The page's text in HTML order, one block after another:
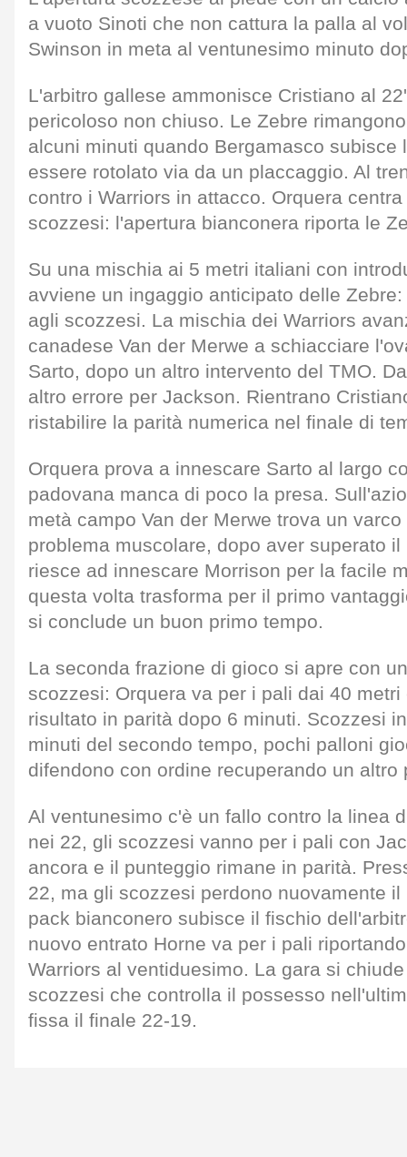
a vuoto Sinoti che non cattura la palla al
Swinson in meta al ventunesimo minuto
L'arbitro gallese ammonisce Cristiano al
pericoloso non chiuso. Le Zebre
alcuni minuti quando Bergamasco subisce
essere rotolato via da un placcaggio. Al
contro i Warriors in attacco. Orquera
scozzesi: l'apertura bianconera riporta le
Su una mischia ai 5 metri italiani con
avviene un ingaggio anticipato delle
agli scozzesi. La mischia dei Warriors
canadese Van der Merwe a schiacciare
Sarto, dopo un altro intervento del TMO.
altro errore per Jackson. Rientrano
ristabilire la parità numerica nel finale di
Orquera prova a innescare Sarto al largo
padovana manca di poco la presa.
metà campo Van der Merwe trova un
problema muscolare, dopo aver superato
riesce ad innescare Morrison per la facile
questa volta trasforma per il primo
si conclude un buon primo tempo.
La seconda frazione di gioco si apre con
scozzesi: Orquera va per i pali dai 40
risultato in parità dopo 6 minuti. Scozzesi
minuti del secondo tempo, pochi palloni
difendono con ordine recuperando un altro
Al ventunesimo c'è un fallo contro la linea
nei 22, gli scozzesi vanno per i pali con
ancora e il punteggio rimane in parità.
22, ma gli scozzesi perdono nuovamente
pack bianconero subisce il fischio
nuovo entrato Horne va per i pali
Warriors al ventiduesimo. La gara si
scozzesi che controlla il possesso
fissa il finale 22-19.